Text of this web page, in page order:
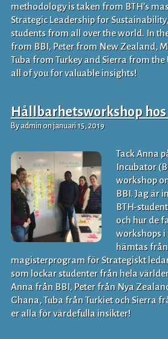
methodology is taken from BTH’s
Strategic Leadership for
students from all over the world. In
from BBI, Peter from New Zealand,
Tuba from Turkey and Sierra from the
all of you for valuable insights!
Hållbarhetsworkshop hos
By admin on januari 15, 2019
Tack Anna
Incubator
workshop
BBI. Jag är
BTH-
och hur de
workshops
hämtas
magisterprogram för Strategiskt
som lockar studenter från hela
Anna från BBI, Peter från Nya
Ghana, Tuba från Turkiet och Sierra
er alla för värdefulla insikter!